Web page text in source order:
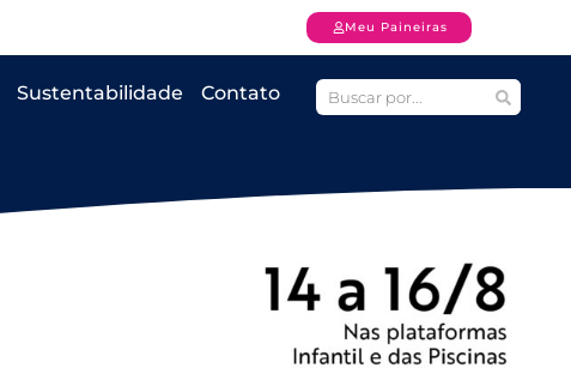
Meu Paineiras
Sustentabilidade Contato